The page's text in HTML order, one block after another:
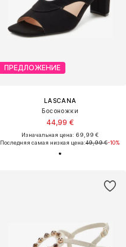
ПРЕДЛОЖЕНИЕ
LASCANA
Босоножки
44,99 €
Изначальная цена: 69,99 €
Последняя самая низкая цена:49,99 €-10%